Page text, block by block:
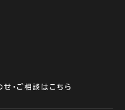
・ご相談はこちら